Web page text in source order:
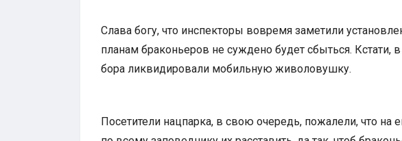
Слава богу, что инспекторы вовремя заметили
планам браконьеров не суждено будет сбыться.
бора ликвидировали мобильную живоловушку.
Посетители нацпарка, в свою очередь, пожалели, что на